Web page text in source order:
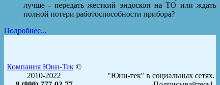
лучше - передать жесткий эндоскоп на ТО или ждать
полной потери работоспособности прибора?
Подробнее...
Компания Юни-Тек©
2010-2022
"Юни-тек" в социальных сетях.